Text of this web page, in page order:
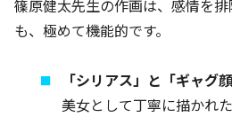
篠原健太先生の作画は、感情を
も、極めて機能的です。
「シリアス」と「ギャグ
美女として丁寧に描かれ